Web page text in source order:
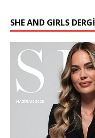
SHE AND GIRLS DERGİ